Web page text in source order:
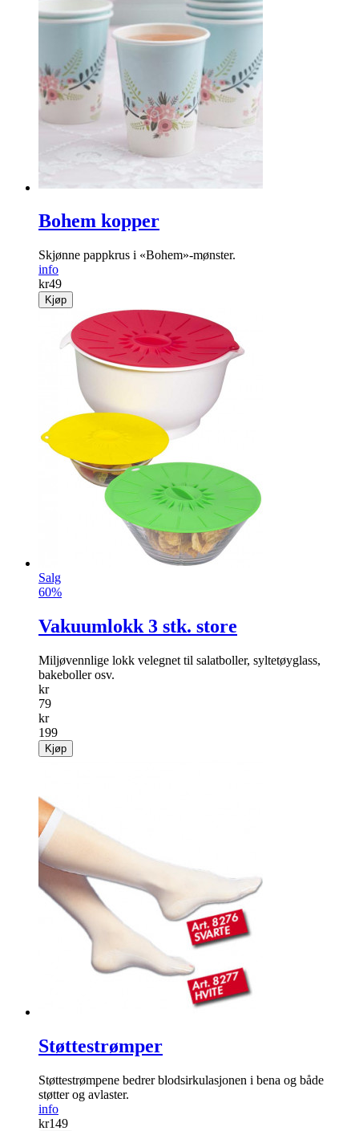
Bohem kopper
Skjønne pappkrus i «Bohem»-mønster.
info
kr49
Kjøp
Salg
60%
Vakuumlokk 3 stk. store
Miljøvennlige lokk velegnet til salat­boller, sylte­tøyglass,
bakeboller osv.
kr
79
kr
199
Kjøp
Støttestrømper
Støttestrømpene bedrer blodsirkulasjonen i bena og både
støtter og avlaster.
info
kr149